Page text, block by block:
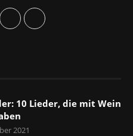
10 Lieder, die mit Wein
2021